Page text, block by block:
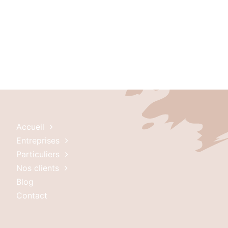
Accueil
Entreprises
Particuliers
Nos clients
Blog
Contact